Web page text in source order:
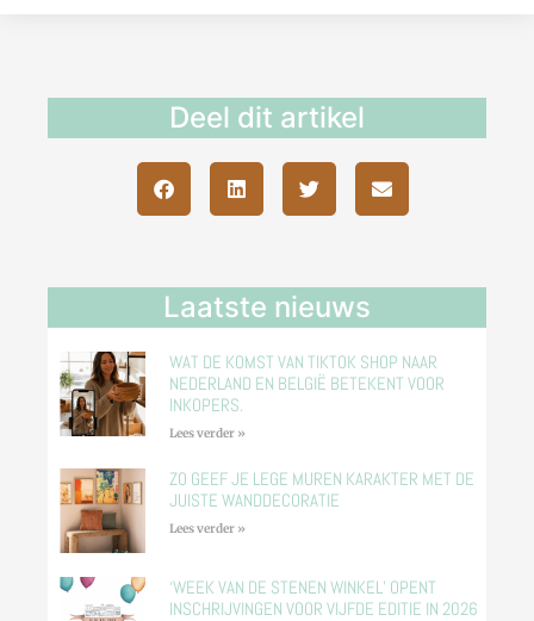
Deel dit artikel
Laatste nieuws
WAT DE KOMST VAN TIKTOK SHOP NAAR
NEDERLAND EN BELGIË BETEKENT VOOR
INKOPERS.
Lees verder »
ZO GEEF JE LEGE MUREN KARAKTER MET DE
JUISTE WANDDECORATIE
Lees verder »
‘WEEK VAN DE STENEN WINKEL’ OPENT
INSCHRIJVINGEN VOOR VIJFDE EDITIE IN 2026